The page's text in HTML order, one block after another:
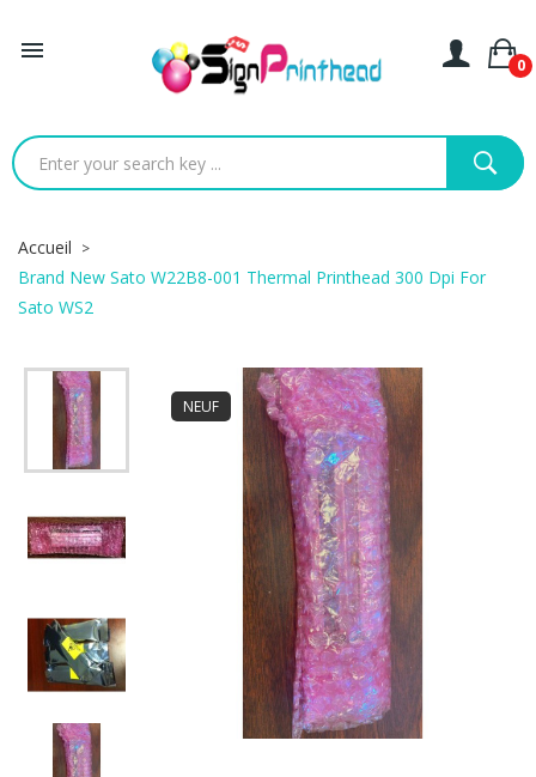

0
Accueil
Brand New Sato W22B8-001 Thermal Printhead 300 Dpi For
Sato WS2
NEUF